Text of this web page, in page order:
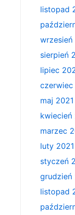
listopad
wrzesień
sierpień
lipiec
czerwiec
maj 2021
kwiecień
marzec
luty 2021
styczeń
grudzień
listopad